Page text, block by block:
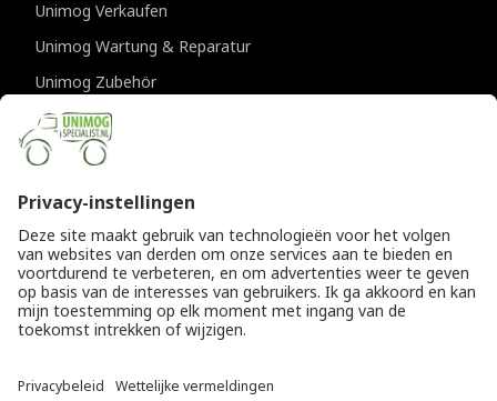
Unimog Verkaufen
Unimog Wartung & Reparatur
Unimog Zubehör
Unimog APK-prufungen
KONTAKTDATEN
Provincialeweg 94-98
Die Niederlande
T+31 (0)418 632073
Einfo@unimogspecialist.nl